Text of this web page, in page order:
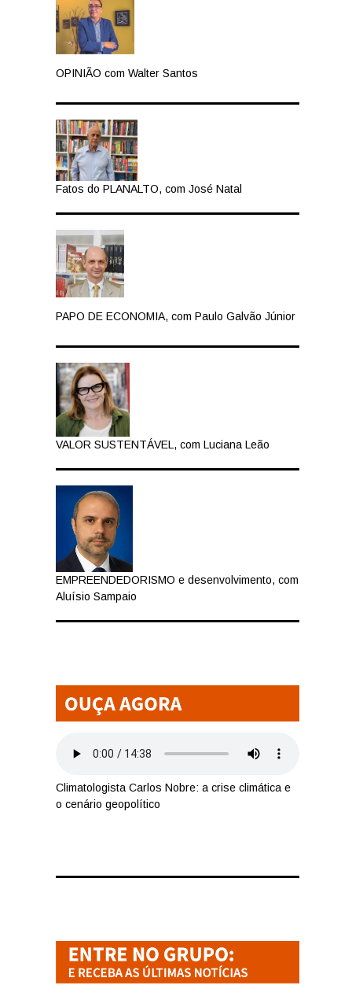
OPINIÃO com Walter Santos
Fatos do PLANALTO, com José Natal
PAPO DE ECONOMIA, com Paulo Galvão Júnior
VALOR SUSTENTÁVEL, com Luciana Leão
EMPREENDEDORISMO e desenvolvimento, com
Aluísio Sampaio
Climatologista Carlos Nobre: a crise climática e
o cenário geopolítico